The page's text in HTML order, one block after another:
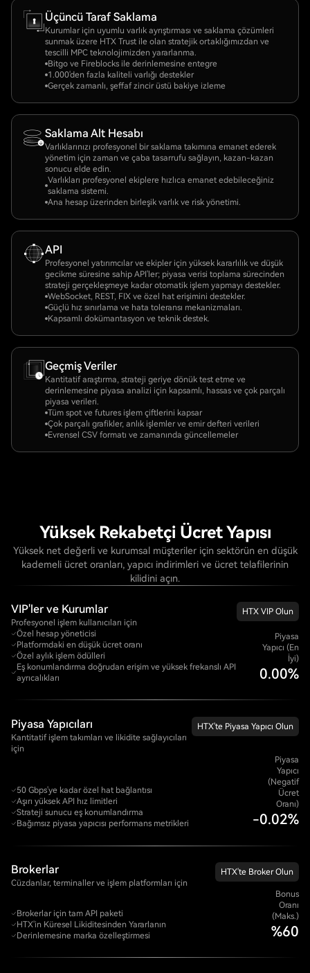
Üçüncü Taraf Saklama
Kurumlar için uyumlu varlık ayrıştırması ve saklama çözümleri
sunmak üzere HTX Trust ile olan stratejik ortaklığımızdan ve
tescilli MPC teknolojimizden yararlanma.
Bitgo ve Fireblocks ile derinlemesine entegre
1.000'den fazla kaliteli varlığı destekler
Gerçek zamanlı, şeffaf zincir üstü bakiye izleme
Saklama Alt Hesabı
Varlıklarınızı profesyonel bir saklama takımına emanet ederek
yönetim için zaman ve çaba tasarrufu sağlayın, kazan-kazan
sonucu elde edin.
Varlıkları profesyonel ekiplere hızlıca emanet edebileceğiniz
saklama sistemi.
Ana hesap üzerinden birleşik varlık ve risk yönetimi.
API
Profesyonel yatırımcılar ve ekipler için yüksek kararlılık ve düşük
gecikme süresine sahip API'ler; piyasa verisi toplama sürecinden
strateji gerçekleşmeye kadar otomatik işlem yapmayı destekler.
WebSocket, REST, FIX ve özel hat erişimini destekler.
Güçlü hız sınırlama ve hata toleransı mekanizmaları.
Kapsamlı dokümantasyon ve teknik destek.
Geçmiş Veriler
Kantitatif araştırma, strateji geriye dönük test etme ve
derinlemesine piyasa analizi için kapsamlı, hassas ve çok parçalı
piyasa verileri.
Tüm spot ve futures işlem çiftlerini kapsar
Çok parçalı grafikler, anlık işlemler ve emir defteri verileri
Evrensel CSV formatı ve zamanında güncellemeler
Yüksek Rekabetçi Ücret Yapısı
Yüksek net değerli ve kurumsal müşteriler için sektörün en düşük
kademeli ücret oranları, yapıcı indirimleri ve ücret telafilerinin
kilidini açın.
VIP'ler ve Kurumlar
Profesyonel işlem kullanıcıları için
HTX VIP Olun
Piyasa
Yapıcı (En
İyi)
0.00%
Özel hesap yöneticisi
Platformdaki en düşük ücret oranı
Özel aylık işlem ödülleri
Eş konumlandırma doğrudan erişim ve yüksek frekanslı API
ayrıcalıkları
Piyasa Yapıcıları
Kantitatif işlem takımları ve likidite sağlayıcıları
için
HTX'te Piyasa Yapıcı Olun
Piyasa
Yapıcı
(Negatif
Ücret
Oranı)
-0.02%
50 Gbps'ye kadar özel hat bağlantısı
Aşırı yüksek API hız limitleri
Strateji sunucu eş konumlandırma
Bağımsız piyasa yapıcısı performans metrikleri
Brokerlar
Cüzdanlar, terminaller ve işlem platformları için
HTX'te Broker Olun
Bonus
Oranı
(Maks.)
%60
Brokerlar için tam API paketi
HTX'in Küresel Likiditesinden Yararlanın
Derinlemesine marka özelleştirmesi